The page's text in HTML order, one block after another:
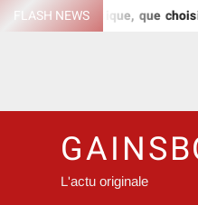
SkipFLASH NEWS
classique, que choisir pour
L'actu originale